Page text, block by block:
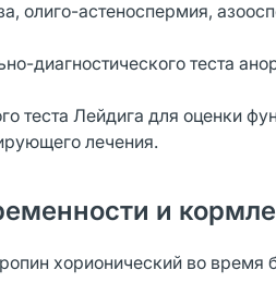
олиго-астеноспермия,
диагностического теста
теста Лейдига для оценки
лечения.
и
хорионический во время